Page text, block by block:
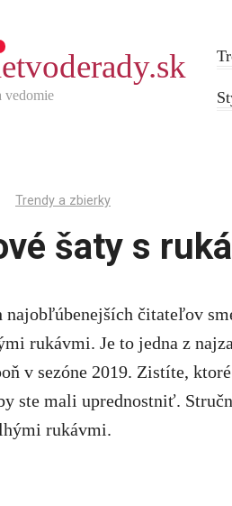
vedomie
Trendy a zbierky
šaty s
najobľúbenejších čitateľov
rukávmi. Je to jedna z
v sezóne 2019. Zistíte,
ste mali uprednostniť.
rukávmi.